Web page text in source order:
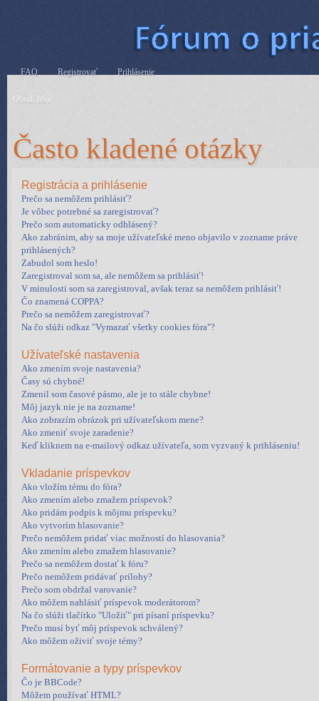
FAQ Registrovať Prihlásenie
Obsah fóra
Často kladené otázky
Registrácia a prihlásenie
Prečo sa nemôžem prihlásiť?
Je vôbec potrebné sa zaregistrovať?
Prečo som automaticky odhlásený?
Ako zabránim, aby sa moje užívateľské meno objavilo v zozname práve
prihlásených?
Zabudol som heslo!
Zaregistroval som sa, ale nemôžem sa prihlásiť!
V minulosti som sa zaregistroval, avšak teraz sa nemôžem prihlásiť!
Čo znamená COPPA?
Prečo sa nemôžem zaregistrovať?
Na čo slúži odkaz "Vymazať všetky cookies fóra"?
Užívateľské nastavenia
Ako zmením svoje nastavenia?
Časy sú chybné!
Zmenil som časové pásmo, ale je to stále chybne!
Môj jazyk nie je na zozname!
Ako zobrazím obrázok pri užívateľskom mene?
Ako zmeniť svoje zaradenie?
Keď kliknem na e-mailový odkaz užívateľa, som vyzvaný k prihláseniu!
Vkladanie príspevkov
Ako vložím tému do fóra?
Ako zmením alebo zmažem príspevok?
Ako pridám podpis k môjmu príspevku?
Ako vytvorím hlasovanie?
Prečo nemôžem pridať viac možností do hlasovania?
Ako zmením alebo zmažem hlasovanie?
Prečo sa nemôžem dostať k fóru?
Prečo nemôžem pridávať prílohy?
Prečo som obdržal varovanie?
Ako môžem nahlásiť príspevok moderátorom?
Na čo slúži tlačítko "Uložiť" pri písaní príspevku?
Prečo musí byť môj príspevok schválený?
Ako môžem oživiť svoje témy?
Formátovanie a typy príspevkov
Čo je BBCode?
Môžem používať HTML?